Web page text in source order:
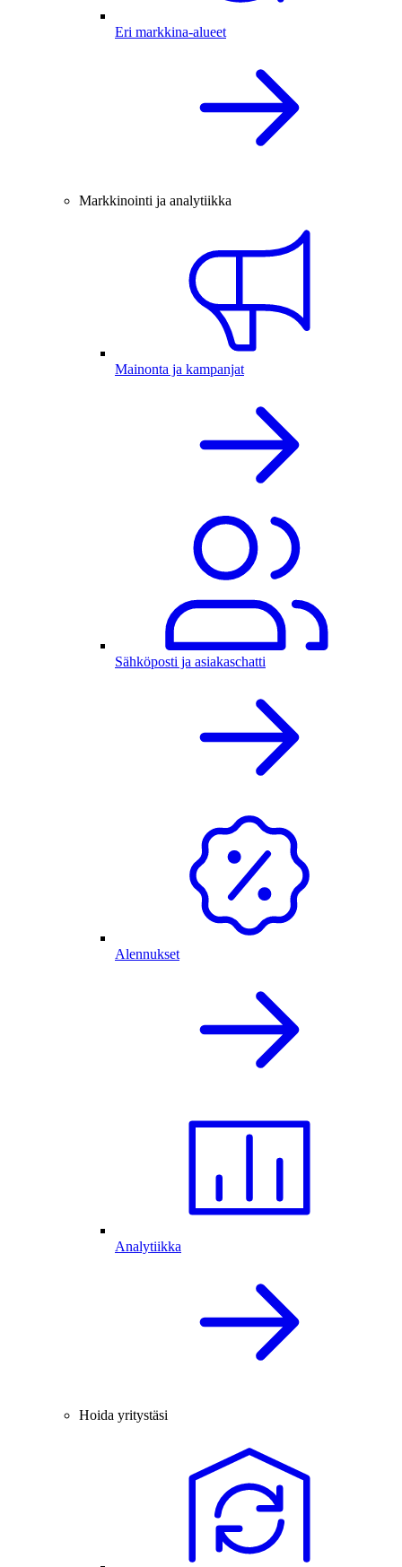
Eri markkina-alueet
Markkinointi ja analytiikka
Mainonta ja kampanjat
Sähköposti ja asiakaschatti
Alennukset
Analytiikka
Hoida yritystäsi